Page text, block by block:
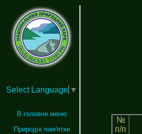
Select Language ▼
В головне меню
Природні пам'ятки
№
п/п